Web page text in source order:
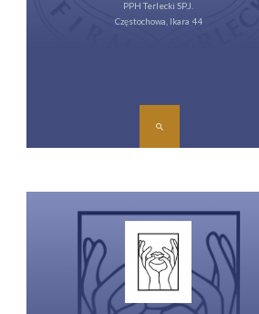
PPH Terlecki SP.J.
Częstochowa, Ikara 44